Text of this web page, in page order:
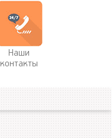
Наши
контакты